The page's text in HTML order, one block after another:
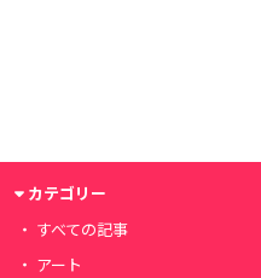
カテゴリー
すべての記事
アート